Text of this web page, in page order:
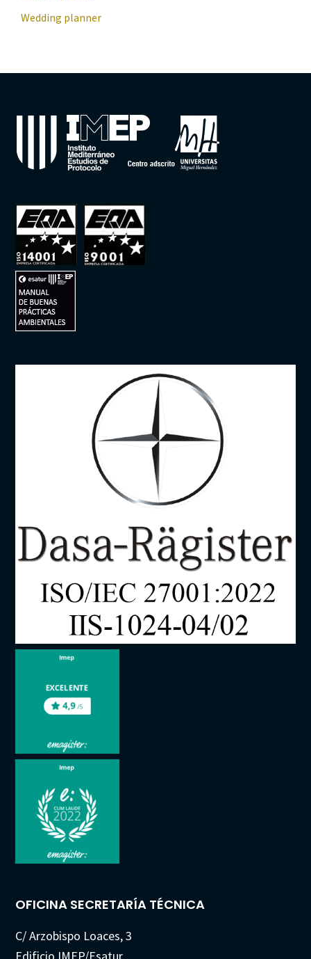
Wedding planner
OFICINA SECRETARÍA TÉCNICA
C/ Arzobispo Loaces, 3